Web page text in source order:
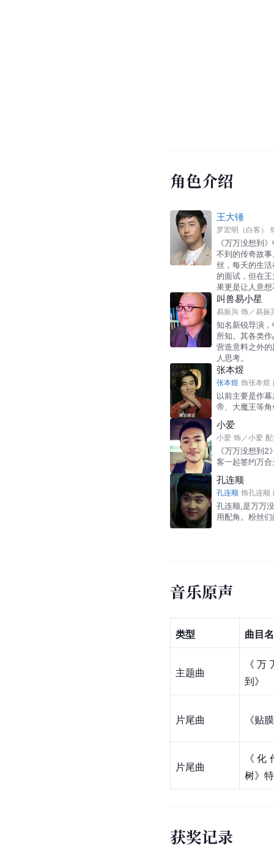
角色介绍
王大锤
罗宏明（白客）
《万万没想到
不到的传奇故
丝，每天的生
的面试，但在
果更是让人意
叫兽易小星
易振兴 饰 ／易振
知名新锐导演
所知。其各类
营造意料之外
人思考。
张本煜
张本煜 饰张本煜
以前主要是作
帝、大魔王等角
小爱
小爱 饰 ／小爱
《万万没想到
客一起签约万
孔连顺
孔连顺 饰孔连顺
孔连顺,是万万
用配角。粉丝们
音乐原声
类型 曲目
主题曲
《万
到》
片尾曲 《贴
片尾曲
《化
树》
获奖记录